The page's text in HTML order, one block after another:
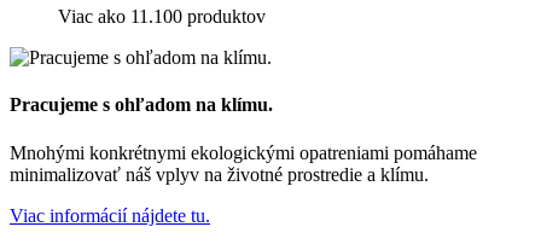
Viac ako 11.100 produktov
Pracujeme s ohľadom na klímu.
Mnohými konkrétnymi ekologickými opatreniami pomáhame
minimalizovať náš vplyv na životné prostredie a klímu.
Viac informácií nájdete tu.